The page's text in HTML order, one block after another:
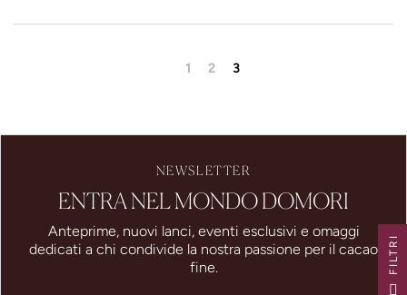
1 2 3
NEWSLETTER
ENTRA NEL MONDO DOMORI
Anteprime, nuovi lanci, eventi esclusivi e omaggi
dedicati a chi condivide la nostra passione per il cacao
fine.
I